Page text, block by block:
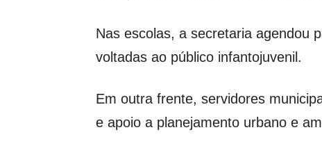
Nas escolas, a secretaria agendou
voltadas ao público infantojuvenil.
Em outra frente, servidores
e apoio a planejamento urbano e